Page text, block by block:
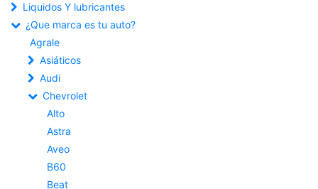
Liquidos Y lubricantes
¿Que marca es tu auto?
Agrale
Asiáticos
Audi
Chevrolet
Alto
Astra
Aveo
B60
Beat